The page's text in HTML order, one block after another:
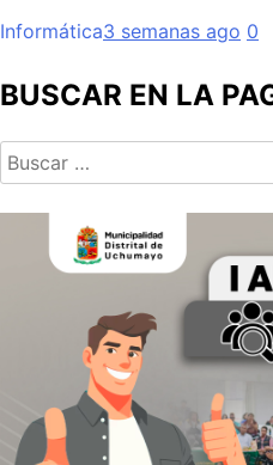
Informática3 semanas ago 0
BUSCAR EN LA
Buscar: